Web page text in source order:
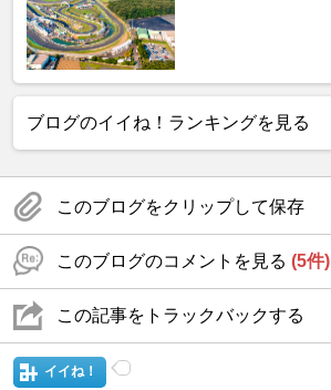
ブログのイイね！ランキングを見る
このブログをクリップして保存
このブログのコメントを見る (5件)
この記事をトラックバックする
イイね！